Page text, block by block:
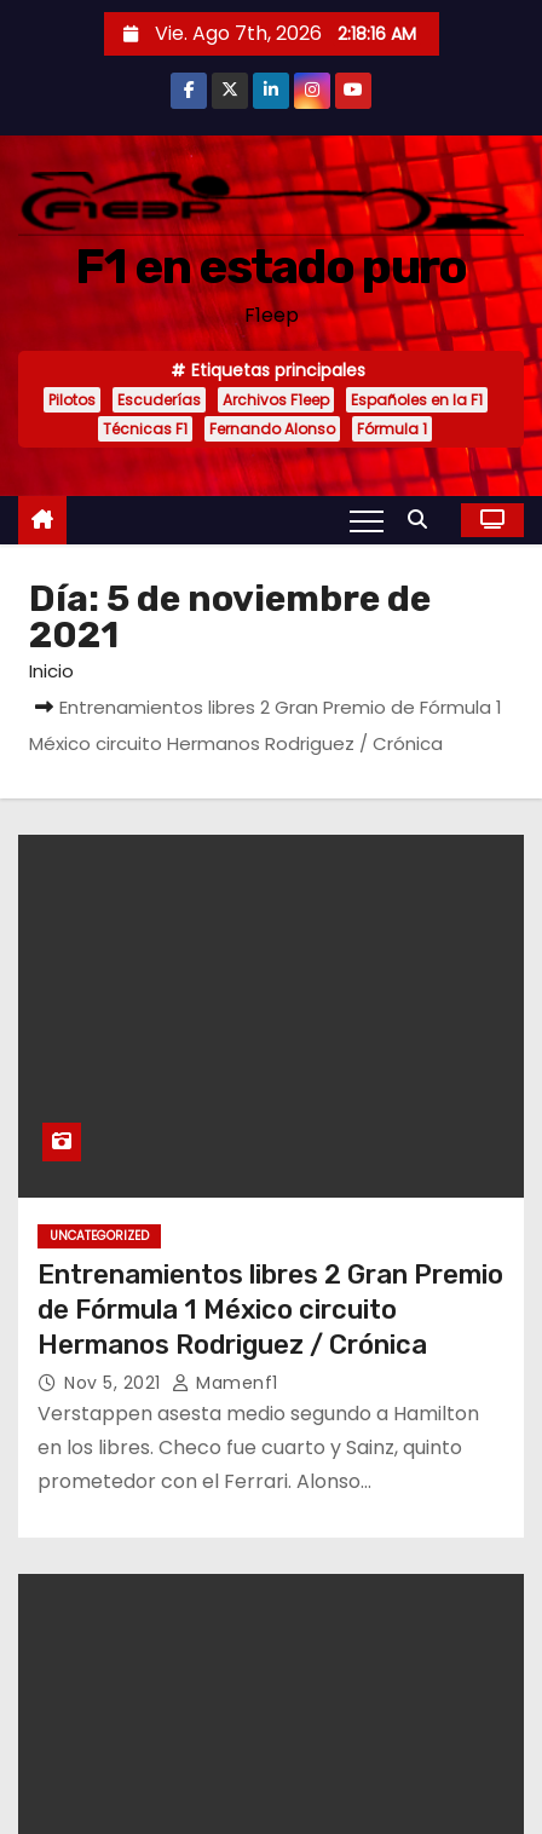
i
Vie. Ago 7th, 2026 2:18:18 AM
F1 en estado puro
F1eep
Etiquetas principales
Pilotos Escuderías Archivos F1eep
Españoles en la F1
Técnicas F1
Fernando Alonso Fórmula 1
Día: 5 de noviembre de
2021
Inicio
Entrenamientos libres 2 Gran Premio de Fórmula 1
México circuito Hermanos Rodriguez / Crónica
UNCATEGORIZED
Entrenamientos libres 2 Gran Premio
de Fórmula 1 México circuito
Hermanos Rodriguez / Crónica
Nov 5, 2021 Mamenf1
Verstappen asesta medio segundo a Hamilton
en los libres. Checo fue cuarto y Sainz, quinto
prometedor con el Ferrari. Alonso…